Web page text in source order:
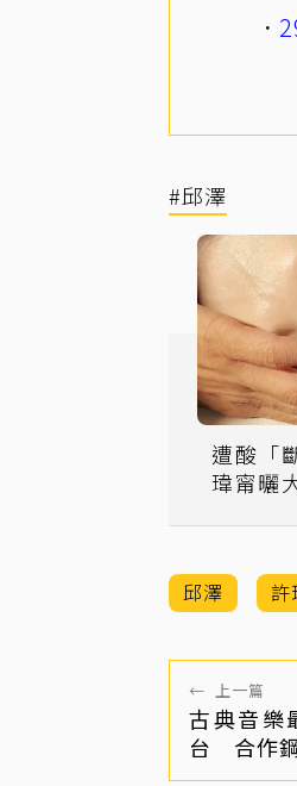
#邱澤
遭酸「
瑋甯曬
邱澤 許
← 上一篇
古典音樂
台 合作